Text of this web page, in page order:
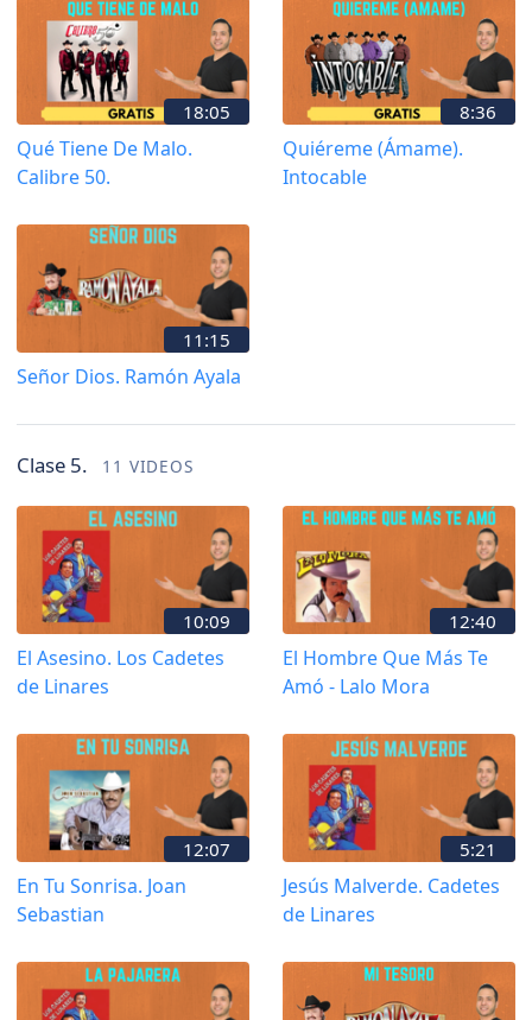
18:05
Qué Tiene De Malo.
Calibre 50.
8:36
Quiéreme (Ámame).
Intocable
11:15
Señor Dios. Ramón Ayala
Clase 5. 11 VIDEOS
10:09
El Asesino. Los Cadetes
de Linares
12:40
El Hombre Que Más Te
Amó - Lalo Mora
12:07
En Tu Sonrisa. Joan
Sebastian
5:21
Jesús Malverde. Cadetes
de Linares